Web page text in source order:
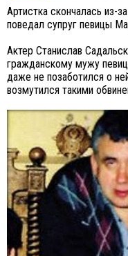
Артистка скончалась из-
поведал супруг певицы
Актер Станислав
гражданскому мужу
даже не позаботился о
возмутился такими